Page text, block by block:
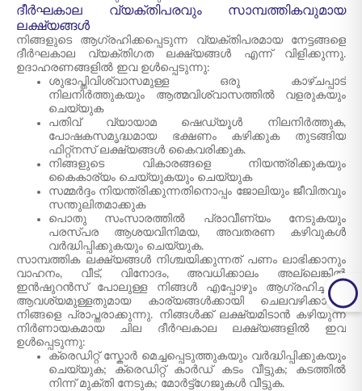
ദീർഘകാല വ്യക്തിപരവും സാമ്പത്തികവുമായ
ലക്ഷ്യങ്ങൾ
നിങ്ങളുടെ ആഗ്രഹിക്കപ്പെടുന്ന വ്യക്തിപരമായ നേട്ടങ്ങളെ
ദീർഘകാല വ്യക്തിഗത ലക്ഷ്യങ്ങൾ എന്ന് വിളിക്കുന്നു.
ഉദാഹരണങ്ങളിൽ ഇവ ഉൾപ്പെടുന്നു:
ശുഭാപ്തിവിശ്വാസമുള്ള ഒരു കാഴ്ചപ്പാട്
നിലനിർത്തുകയും ആത്മവിശ്വാസത്തിൽ വളരുകയും
ചെയ്യുക
പതിവ് വ്യായാമ ഷെഡ്യൂൾ നിലനിർത്തുക,
പോഷകസമൃദ്ധമായ ഭക്ഷണം കഴിക്കുക തുടങ്ങിയ
ഫിറ്റ്നസ് ലക്ഷ്യങ്ങൾ കൈവരിക്കുക.
നിങ്ങളുടെ വികാരങ്ങളെ നിയന്ത്രിക്കുകയും
കൈകാര്യം ചെയ്യുകയും ചെയ്യുക
സമ്മർദ്ദം നിയന്ത്രിക്കുന്നതിനൊപ്പം ജോലിയും ജീവിതവും
സന്തുലിതമാക്കുക
പൊതു സംസാരത്തിൽ പ്രാവീണ്യം നേടുകയും
പരസ്പര ആശയവിനിമയ, അവതരണ കഴിവുകൾ
വർദ്ധിപ്പിക്കുകയും ചെയ്യുക.
സാമ്പത്തിക ലക്ഷ്യങ്ങൾ നിശ്ചയിക്കുന്നത് പണം ലാഭിക്കാനും
വാഹനം, വീട്, വിനോദം, അവധിക്കാലം അല്ലെങ്കിൽ
ഇൻഷുറൻസ് പോലുള്ള നിങ്ങൾ എപ്പോഴും ആഗ്രഹിച്ചതും
ആവശ്യമുള്ളതുമായ കാര്യങ്ങൾക്കായി ചെലവഴിക്കാനും
നിങ്ങളെ പ്രാപ്തരാക്കുന്നു. നിങ്ങൾക്ക് ലക്ഷ്യമിടാൻ കഴിയുന്ന
നിർണായകമായ ചില ദീർഘകാല ലക്ഷ്യങ്ങളിൽ ഇവ
ഉൾപ്പെടുന്നു:
ക്രെഡിറ്റ് സ്കോർ മെച്ചപ്പെടുത്തുകയും വർദ്ധിപ്പിക്കുകയും
ചെയ്യുക; ക്രെഡിറ്റ് കാർഡ് കടം വീട്ടുക; കടത്തിൽ
നിന്ന് മുക്തി നേടുക; മോർട്ട്ഗേജുകൾ വീട്ടുക.